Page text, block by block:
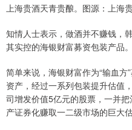
上海贵酒天青贵酿。图源：上海
知情人士表示，做酒并不赚钱，
其实控的海银财富募资包装产品。
简单来说，海银财富作为“输血
资产，经过一系列包装提升估值
司增发价值5亿元的股票，一并
产证券化赚取一二级市场的巨大估